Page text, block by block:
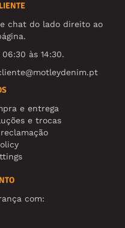
chat do lado direito ao
às 14:30.
e entrega
e trocas
com: